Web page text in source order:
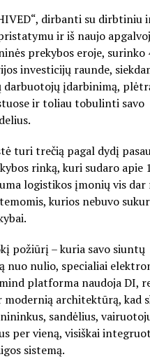
dirbanti su dirbtiniu
ir iš naujo
prekybos eroje, surinko
investicijų raunde,
įdarbinimą,
ir toliau tobulinti savo
turi trečią pagal dydį
rinką, kuri sudaro apie
logistikos įmonių vis dar
kurios nebuvo
požiūrį – kuria savo siuntų
nuo nulio, specialiai
platforma naudoja DI,
modernią architektūrą, kad
sandėlius,
per vieną, visiškai
sistemą.